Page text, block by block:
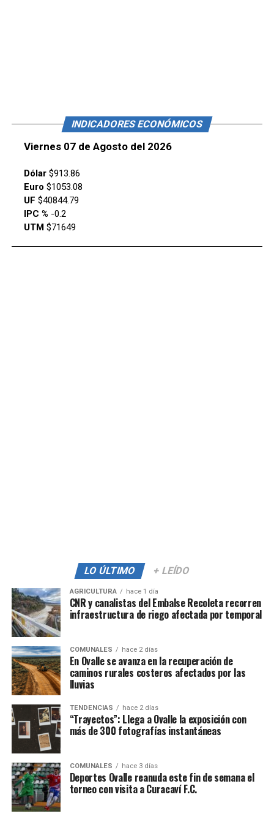
INDICADORES ECONÓMICOS
Viernes 07 de Agosto del 2026
Dólar$913.86
Euro $1053.08
UF $40844.79
IPC % -0.2
UTM$71649
LO ÚLTIMO + LEÍDO
AGRICULTURA hace 1 día
CNR y canalistas del Embalse Recoleta recorren
infraestructura de riego afectada por temporal
COMUNALES hace 2 días
En Ovalle se avanza en la recuperación de
caminos rurales costeros afectados por las
lluvias
TENDENCIAS hace 2 días
“Trayectos”: Llega a Ovalle la exposición con
más de 300 fotografías instantáneas
COMUNALES hace 3 días
Deportes Ovalle reanuda este fin de semana el
torneo con visita a Curacaví F.C.